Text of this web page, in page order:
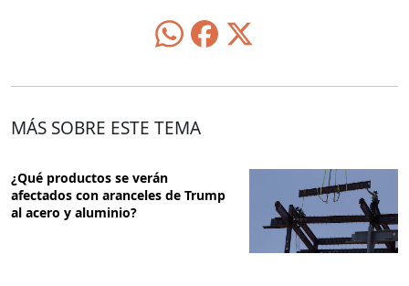
MÁS SOBRE ESTE TEMA
¿Qué productos se verán
afectados con aranceles de Trump
al acero y aluminio?